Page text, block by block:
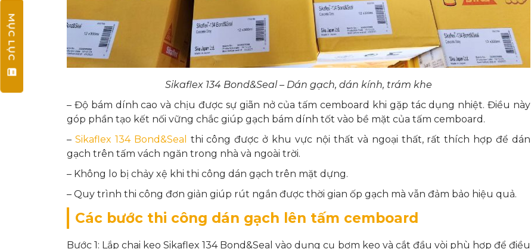
Sikaflex 134 Bond&Seal – Dán gạch, dán kính, trám khe
– Độ bám dính cao và chịu được sự giãn nở của tấm cemboard khi gặp tác dụng nhiệt. Điều này
góp phần tạo kết nối vững chắc giúp gạch bám dính tốt vào bề mặt của tấm cemboard.
– Sikaflex 134 Bond&Seal
thi công được ở khu vực nội thất và ngoại thất, rất thích hợp để dán
gạch trên tấm vách ngăn trong nhà và ngoài trời.
– Không lo bị chảy xệ khi thi công dán gạch trên mặt dựng.
– Quy trình thi công đơn giản giúp rút ngắn được thời gian ốp gạch mà vẫn đảm bảo hiệu quả.
Các bước thi công dán gạch lên tấm cemboard
Bước 1: Lắp chai keo Sikaflex 134 Bond&Seal vào dụng cụ bơm keo và cắt đầu vòi phù hợp để điều
MỤC LỤC